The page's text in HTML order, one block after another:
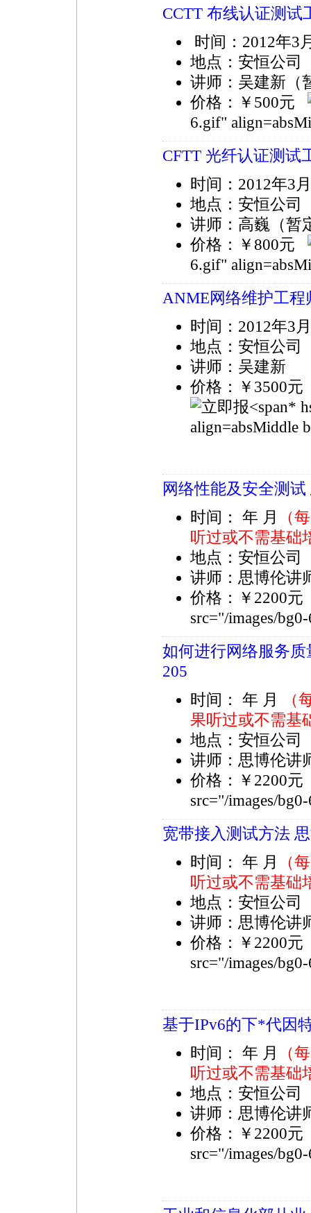
CCTT 布线认证测试
时间：2012年3
地点：安恒公司
讲师：吴建新（
价格：￥500元
6.gif"
CFTT 光纤认证测试
时间：2012年3
地点：安恒公司
讲师：高巍（暂
价格：￥800元
6.gif"
ANME网络维护工程
时间：2012年3
地点：安恒公司
讲师：吴建新
价格：￥3500元
*
align=absMiddle
网络性能及安全测试
时间： 年 月
（
听过或不需基础
地点：安恒公司
讲师：思博伦讲
价格：￥2200
src="/images/
如何进行网络服务质
205
时间： 年 月
（
果听过或不需基
地点：安恒公司
讲师：思博伦讲
价格：￥2200
src="/images/
宽带接入测试方法
时间： 年 月
（
听过或不需基础
地点：安恒公司
讲师：思博伦讲
价格：￥2200
src="/images/
基于IPv6的下*代因
时间： 年 月
（
听过或不需基础
地点：安恒公司
讲师：思博伦讲
价格：￥2200
src="/images/